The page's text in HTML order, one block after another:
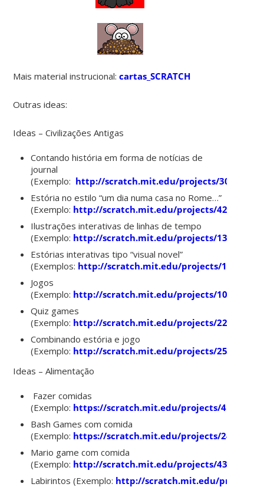
Mais material instrucional:cartas_SCRATCH
Outras ideas:
Ideas – Civilizações Antigas
Contando história em forma de notícias de
journal
(Exemplo: http://scratch.mit.edu/projects/3078740/
Estória no estilo “um dia numa casa no Rome…”
(Exemplo: http://scratch.mit.edu/projects/42990076/
Ilustrações interativas de linhas de tempo
(Exemplo: http://scratch.mit.edu/projects/13067172/
Estórias interativas tipo “visual novel”
(Exemplos: http://scratch.mit.edu/projects/
Jogos
(Exemplo: http://scratch.mit.edu/projects/10151108/
Quiz games
(Exemplo: http://scratch.mit.edu/projects/22692588/
Combinando estória e jogo
(Exemplo: http://scratch.mit.edu/projects/2583213
Ideas – Alimentação
Fazer comidas
(Exemplo: https://scratch.mit.edu/projects/
Bash Games com comida
(Exemplo: https://scratch.mit.edu/projects/
Mario game com comida
(Exemplo: http://scratch.mit.edu/projects/43922742/
Labirintos (Exemplo: http://scratch.mit.edu/projects/